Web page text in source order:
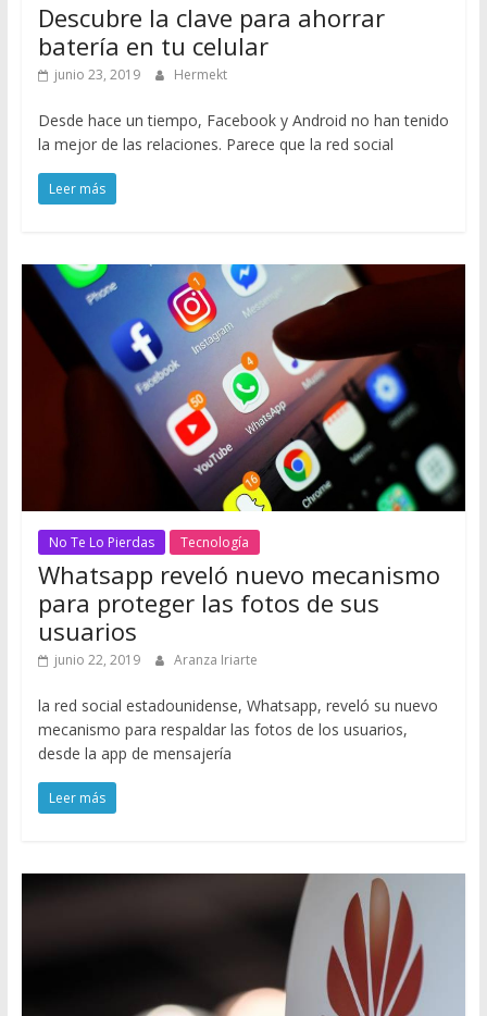
Descubre la clave para ahorrar
batería en tu celular
junio 23, 2019 Hermekt
Desde hace un tiempo, Facebook y Android no han tenido
la mejor de las relaciones. Parece que la red social
Leer más
No Te Lo Pierdas Tecnología
Whatsapp reveló nuevo mecanismo
para proteger las fotos de sus
usuarios
junio 22, 2019 Aranza Iriarte
la red social estadounidense, Whatsapp, reveló su nuevo
mecanismo para respaldar las fotos de los usuarios,
desde la app de mensajería
Leer más